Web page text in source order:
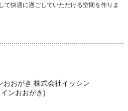
て快適に過ごしていただける空間を作りま
おおがき 株式会社イッシン
ンおおがき)